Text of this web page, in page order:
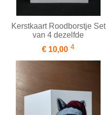
Kerstkaart Roodborstje Set
van 4 dezelfde
€ 10,00 4